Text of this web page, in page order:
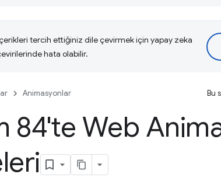
tercih ettiğiniz dile çevirmek için yapay zeka
hata olabilir.
Animasyonlar Bu
84'te Web